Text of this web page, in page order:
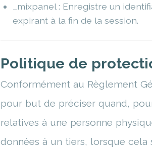
_mixpanel : Enregistre un
expirant à la fin de la session.
Politique de
Conformément au Règlement
pour but de préciser quand,
relatives à une personne
données à un tiers, lorsque cela